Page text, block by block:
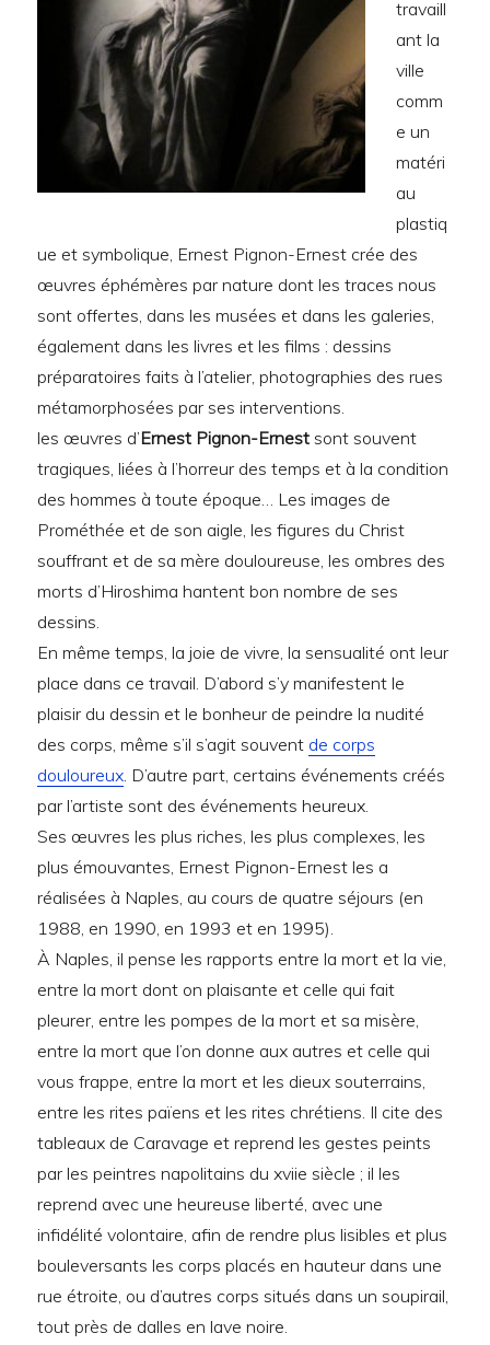
travaill
ant la
ville
comm
e un
matéri
au
plastiq
ue et symbolique, Ernest Pignon-Ernest crée des
œuvres éphémères par nature dont les traces nous
sont offertes, dans les musées et dans les galeries,
également dans les livres et les films : dessins
préparatoires faits à l’atelier, photographies des rues
métamorphosées par ses interventions.
les œuvres d’Ernest Pignon-Ernest sont souvent
tragiques, liées à l’horreur des temps et à la condition
des hommes à toute époque… Les images de
Prométhée et de son aigle, les figures du Christ
souffrant et de sa mère douloureuse, les ombres des
morts d’Hiroshima hantent bon nombre de ses
dessins.
En même temps, la joie de vivre, la sensualité ont leur
place dans ce travail. D’abord s’y manifestent le
plaisir du dessin et le bonheur de peindre la nudité
des corps, même s’il s’agit souvent de corps
douloureux. D’autre part, certains événements créés
par l’artiste sont des événements heureux.
Ses œuvres les plus riches, les plus complexes, les
plus émouvantes, Ernest Pignon-Ernest les a
réalisées à Naples, au cours de quatre séjours (en
1988, en 1990, en 1993 et en 1995).
À Naples, il pense les rapports entre la mort et la vie,
entre la mort dont on plaisante et celle qui fait
pleurer, entre les pompes de la mort et sa misère,
entre la mort que l’on donne aux autres et celle qui
vous frappe, entre la mort et les dieux souterrains,
entre les rites païens et les rites chrétiens. Il cite des
tableaux de Caravage et reprend les gestes peints
par les peintres napolitains du xviie siècle ; il les
reprend avec une heureuse liberté, avec une
infidélité volontaire, afin de rendre plus lisibles et plus
bouleversants les corps placés en hauteur dans une
rue étroite, ou d’autres corps situés dans un soupirail,
tout près de dalles en lave noire.